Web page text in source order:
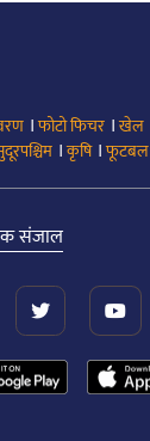
।फोटो फिचर ।खेल
।कृषि।फूटबल
संजाल